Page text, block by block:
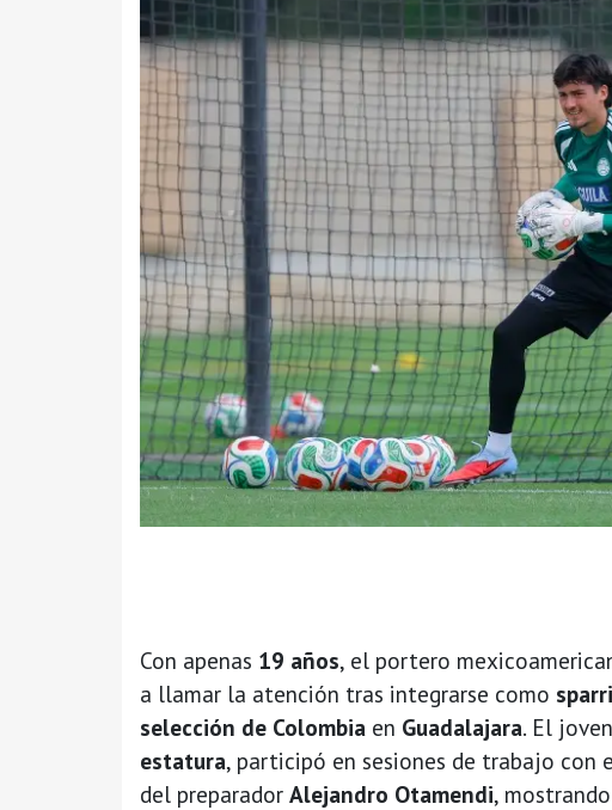
Con apenas 19 años, el portero
a llamar la atención tras integrarse como
selección de Colombia en Guadalajara. El
estatura, participó en sesiones de trabajo con
del preparador Alejandro Otamendi,